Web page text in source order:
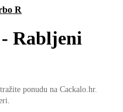
R
Rabljeni
ponudu na Cackalo.hr.